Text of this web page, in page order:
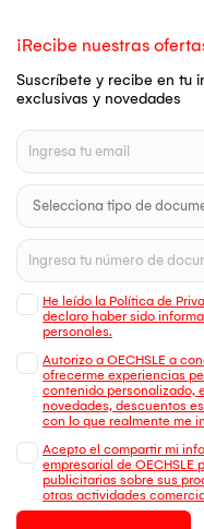
¡Recibe nuestras
Suscríbete y recibe en tu
exclusivas y novedades
He leído la Política de
declaro haber sido
personales.
Autorizo a OECHSLE a
ofrecerme experiencias
contenido personalizado,
novedades, descuentos
con lo que realmente me
Acepto el compartir mi
empresarial de OECHSLE
publicitarias sobre sus
otras actividades